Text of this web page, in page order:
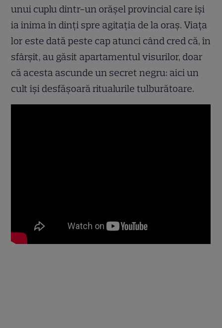
unui cuplu dintr-un orășel provincial care își
ia inima în dinți spre agitația de la oraș. Viața
lor este dată peste cap atunci când cred că, în
sfârșit, au găsit apartamentul visurilor, doar
că acesta ascunde un secret negru: aici un
cult își desfășoară ritualurile tulburătoare.